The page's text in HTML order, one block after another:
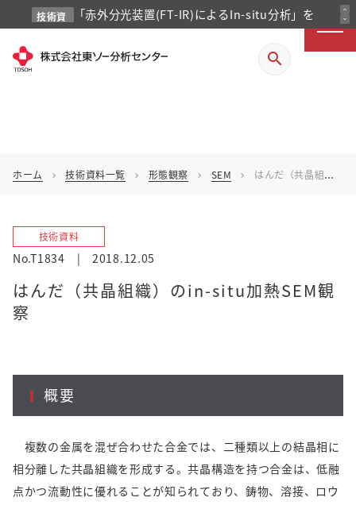
技術資
料
「赤外分光装置(FT-IR)によるIn-situ分析」を
掲載しました
expand_less
expand_more
search
ホーム chevron_right 技術資料一覧 chevron_right 形態観察 chevron_right SEM chevron_right はんだ（共晶組織）のin-situ加熱SEM観察
技術資料
No.T1834 | 2018.12.05
はんだ（共晶組織）のin-situ加熱SEM観
察
概要
複数の金属を混ぜ合わせた合金では、二種類以上の結晶相に
相分離した共晶組織を形成する。共晶構造を持つ合金は、低融
点かつ流動性に優れることが知られており、鋳物、溶接、ロウ